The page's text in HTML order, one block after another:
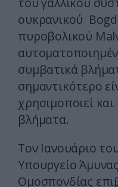
ουκρανικού
πυροβολικού
συμβατικά
σημαντικότερο
χρησιμοποιεί
βλήματα.
Τον Ιανουάριο
Υπουργείο
Ομοσπονδίας